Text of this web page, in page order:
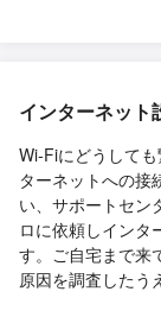
インターネット
Wi-Fiにどうして
ターネットへの接
い、サポートセン
ロに依頼しインタ
す。ご自宅まで来
原因を調査したう